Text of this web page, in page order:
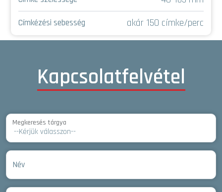
Címkézési sebesség akár 150 címke/perc
Kapcsolatfelvétel
Megkeresés tárgya
Név